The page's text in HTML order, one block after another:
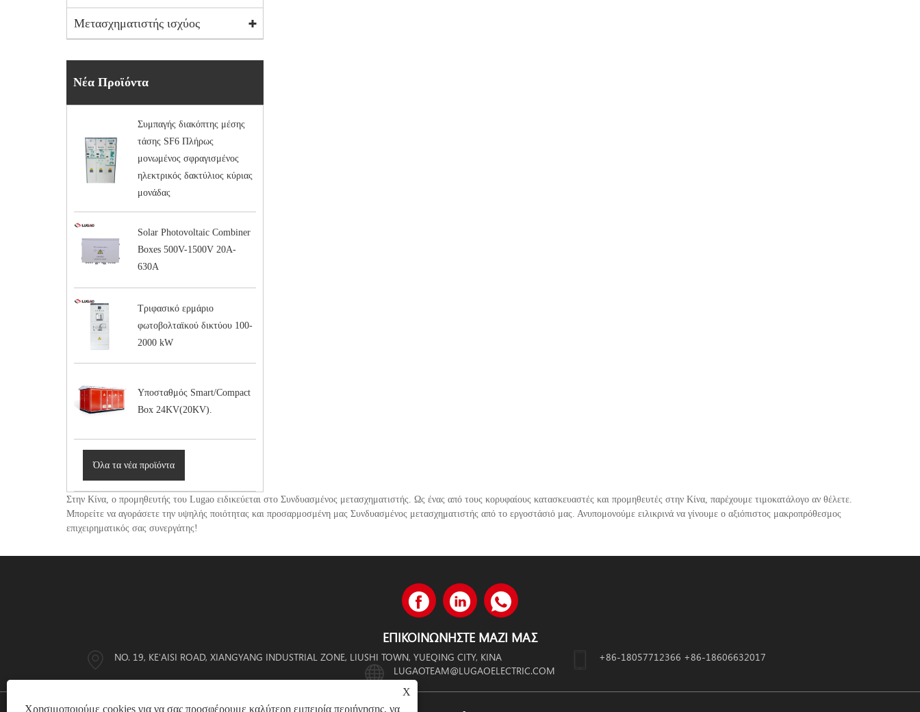
Μετασχηματιστής ισχύος
Νέα Προϊόντα
Συμπαγής διακόπτης μέσης
τάσης SF6 Πλήρως
μονωμένος σφραγισμένος
ηλεκτρικός δακτύλιος κύριας
μονάδας
Solar Photovoltaic Combiner
Boxes 500V-1500V 20A-
630A
Τριφασικό ερμάριο
φωτοβολταϊκού δικτύου 100-
2000 kW
Υποσταθμός Smart/Compact
Box 24KV(20KV).
Όλα τα νέα προϊόντα
Στην Κίνα, ο προμηθευτής του Lugao ειδικεύεται στο Συνδυασμένος μετασχηματιστής. Ως ένας από τους κορυφαίους κατασκευαστές και προμηθευτές στην Κίνα, παρέχουμε τιμοκατάλογο αν θέλετε.
Μπορείτε να αγοράσετε την υψηλής ποιότητας και προσαρμοσμένη μας Συνδυασμένος μετασχηματιστής από το εργοστάσιό μας. Ανυπομονούμε ειλικρινά να γίνουμε ο αξιόπιστος μακροπρόθεσμος
επιχειρηματικός σας συνεργάτης!
ΕΠΙΚΟΙΝΩΝΉΣΤΕ ΜΑΖΊ ΜΑΣ
NO. 19, KE'AISI ROAD, XIANGYANG INDUSTRIAL ZONE, LIUSHI TOWN, YUEQING CITY, ΚΊΝΑ
+86-18057712366 +86-18606632017
LUGAOTEAM@LUGAOELECTRIC.COM
X
Χρησιμοποιούμε cookies για να σας προσφέρουμε καλύτερη εμπειρία περιήγησης, να